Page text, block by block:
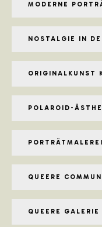
MODERNE
NOSTALGIE IN
ORIGINALKUNST
POLAROID-
PORTRÄTMALEREI
QUEERE
QUEERE GALERIE